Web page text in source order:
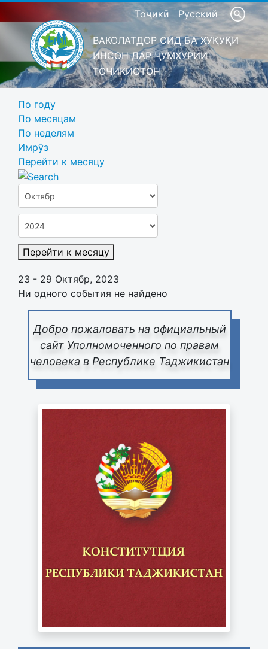
Тоҷикӣ Русский
ВАКОЛАТДОР ОИД БА ҲУҚУҚИ
ИНСОН ДАР ҶУМҲУРИИ
ТОҶИКИСТОН
Добро пожаловать на официальный
сайт Уполномоченного по правам
человека в Республике Таджикистан
По году
По месяцам
По неделям
Имрӯз
Перейти к месяцу
Перейти к месяцу
23 - 29 Октябр, 2023
Ни одного события не найдено